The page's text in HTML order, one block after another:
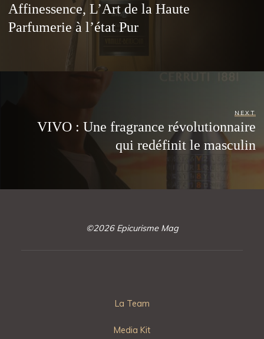
Affinessence, L’Art de la Haute
Parfumerie à l’état Pur
NEXT
VIVO : Une fragrance révolutionnaire
qui redéfinit le masculin
©2026 Epicurisme Mag
La Team
Media Kit